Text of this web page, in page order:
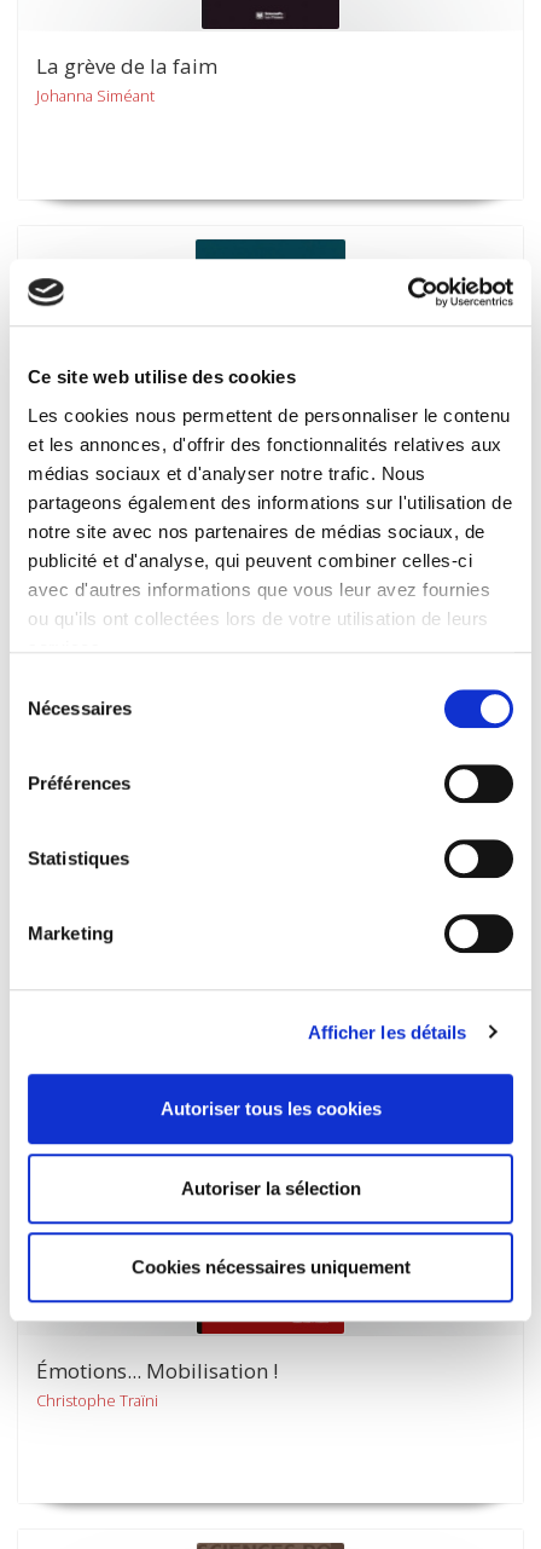
Ce site web utilise des cookies
Les cookies nous permettent de personnaliser le contenu
et les annonces, d'offrir des fonctionnalités relatives aux
médias sociaux et d'analyser notre trafic. Nous
partageons également des informations sur l'utilisation de
notre site avec nos partenaires de médias sociaux, de
publicité et d'analyse, qui peuvent combiner celles-ci
avec d'autres informations que vous leur avez fournies
ou qu'ils ont collectées lors de votre utilisation de leurs
Nécessaires
Préférences
Statistiques
Marketing
Afficher les détails
Autoriser tous les cookies
Autoriser la sélection
Cookies nécessaires uniquement
La grève de la faim
Johanna Siméant
De la démocratie numérique
Nicolas Vanbremeersch
L'invention du PACS
Wilfried Rault
Émotions... Mobilisation !
Christophe Traïni